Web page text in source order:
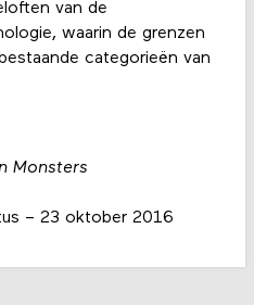
van de
waarin de grenzen
categorieën van
Monsters
– 23 oktober 2016